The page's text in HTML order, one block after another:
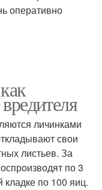
оперативно
личинками
свои
листьев. За
по 3
по 100 яиц.